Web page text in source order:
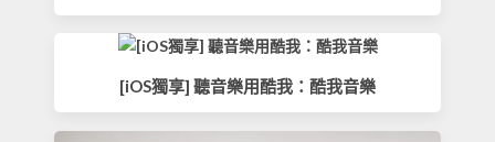
[iOS獨享] 聽音樂用酷我：酷我音樂